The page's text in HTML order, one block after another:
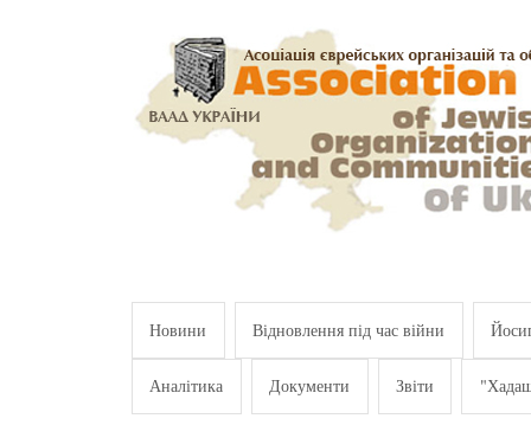
Новини Відновлення під час війни
Аналітика Документи Звіти